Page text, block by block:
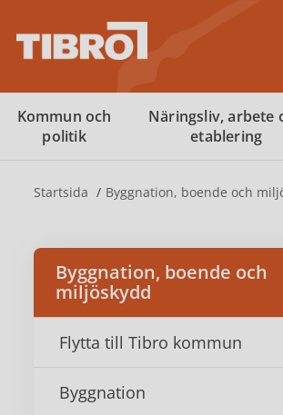
Kommun och
politik
Näringsliv, arbete
etablering
Startsida Byggnation, boende och
Byggnation, boende och
miljöskydd
Flytta till Tibro kommun
Byggnation